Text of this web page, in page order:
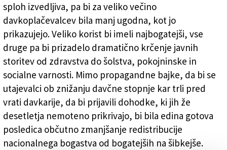
sploh izvedljiva, pa bi za veliko večino
davkoplačevalcev bila manj ugodna, kot jo
prikazujejo. Veliko korist bi imeli najbogatejši, vse
druge pa bi prizadelo dramatično krčenje javnih
storitev od zdravstva do šolstva, pokojninske in
socialne varnosti. Mimo propagandne bajke, da bi se
utajevalci ob znižanju davčne stopnje kar trli pred
vrati davkarije, da bi prijavili dohodke, ki jih že
desetletja nemoteno prikrivajo, bi bila edina gotova
posledica občutno zmanjšanje redistribucije
nacionalnega bogastva od bogatejših na šibkejše.